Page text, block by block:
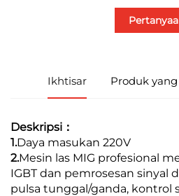
Ikhtisar Produk
Deskripsi：
1.Daya masukan 220V
2.Mesin las MIG profesional
IGBT dan pemrosesan sinyal
pulsa tunggal/ganda, kontrol